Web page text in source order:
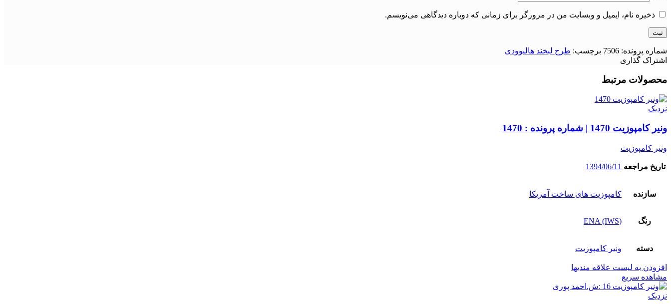
ذخیره نام، ایمیل و وبسایت من در مرورگر برای زمانی که دوباره دیدگاهی می‌نویسم.
شماره پرونده: 7506 برچسب: طرح لبخند هالیوودی
اشتراک گذاری
محصولات مرتبط
نزدیک
ونیر کامپوزیت 1470 | شماره پرونده : 1470
ونیر کامپوزیت
تاریخ مراجعه 1394/06/11
سازنده کامپوزیت های ساخت آمریکا
رنگ (ENA (IWS
دسته ونیر کامپوزیت
افزودن به لیست علاقه مندیها
مشاهده سریع
نزدیک